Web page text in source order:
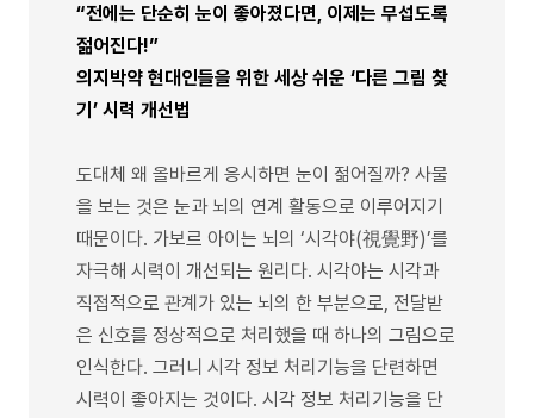
“전에는 단순히 눈이 좋아졌다면, 이제는 무섭도록
젊어진다!”
의지박약 현대인들을 위한 세상 쉬운 ‘다른 그림 찾
기’ 시력 개선법
도대체 왜 올바르게 응시하면 눈이 젊어질까? 사물
을 보는 것은 눈과 뇌의 연계 활동으로 이루어지기
때문이다. 가보르 아이는 뇌의 ‘시각야(視覺野)’를
자극해 시력이 개선되는 원리다. 시각야는 시각과
직접적으로 관계가 있는 뇌의 한 부분으로, 전달받
은 신호를 정상적으로 처리했을 때 하나의 그림으로
인식한다. 그러니 시각 정보 처리기능을 단련하면
시력이 좋아지는 것이다. 시각 정보 처리기능을 단